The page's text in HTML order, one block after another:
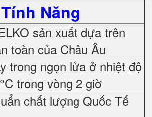
Tính Năng
sản xuất dựa trên
toàn của Châu Âu
trong ngọn lửa ở nhiệt độ
trong vòng 2 giờ
chất lượng Quốc Tế